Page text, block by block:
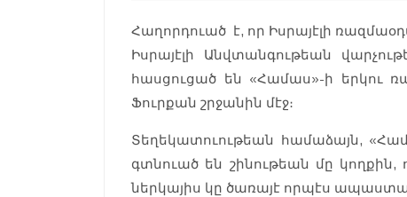
Հաղորդուած է, որ Իսրայէլի
Իսրայէլի Անվտանգութեան
հասցուցած են «Համաս»-ի երկու
Ֆուրքան շրջանին մէջ։
Տեղեկատուութեան համաձայն,
գտնուած են շինութեան մը
ներկայիս կը ծառայէ որպէս